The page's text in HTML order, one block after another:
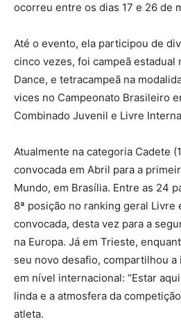
ocorreu entre os dias 17 e 26 de
Até o evento, ela participou de
cinco vezes, foi campeã estadual
Dance, e tetracampeã na
vices no Campeonato Brasileiro
Combinado Juvenil e Livre
Atualmente na categoria Cadete
convocada em Abril para a
Mundo, em Brasília. Entre as 24
8ª posição no ranking geral Livre
convocada, desta vez para a
na Europa. Já em Trieste,
seu novo desafio, compartilhou
em nível internacional: “Estar
linda e a atmosfera da
atleta.